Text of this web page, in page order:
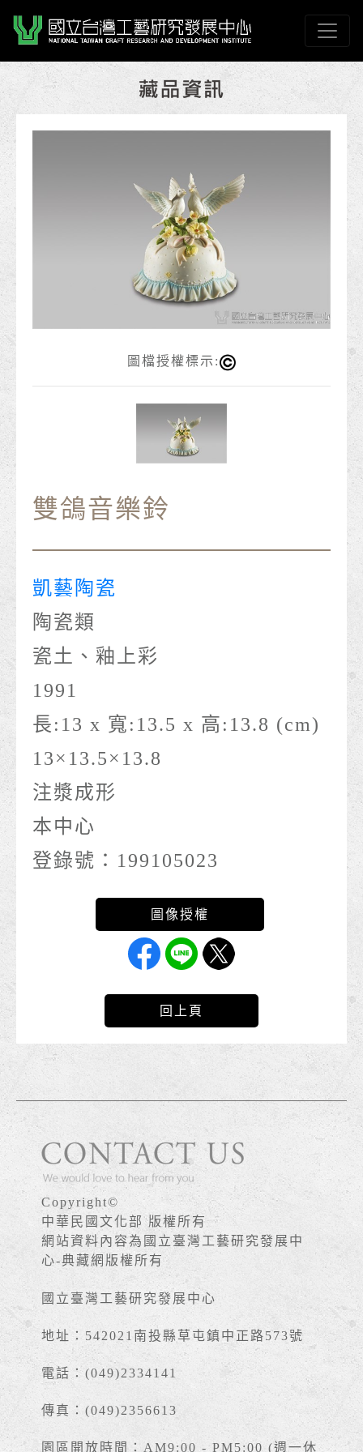
國立臺灣工藝研究發
網頁導覽
圖檔授權標示:
雙鴿音樂鈴
凱藝陶瓷
陶瓷類
瓷土、釉上彩
1991
長:13 x 寬:13.5 x 高:13.8 (cm)
13×13.5×13.8
注漿成形
本中心
登錄號：199105023
回上頁
Copyright©
中華民國文化部 版權所有
網站資料內容為國立臺灣工藝研究發展中
心-典藏網版權所有
國立臺灣工藝研究發展中心
地址：542021南投縣草屯鎮中正路573號
電話：(049)2334141
傳真：(049)2356613
園區開放時間：AM9:00 - PM5:00 (週一休